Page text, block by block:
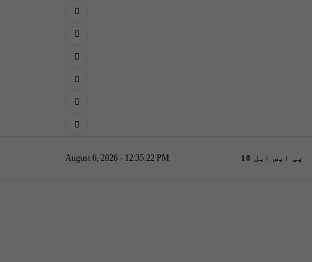
پی ایس ایل 10 August 6, 2026 - 12:35:23 PM